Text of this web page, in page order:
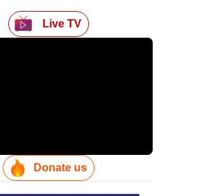
Live TV
Donate us